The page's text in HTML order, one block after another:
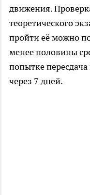
движения.
теоретического
пройти её можно
менее половины
попытке
через 7 дней.